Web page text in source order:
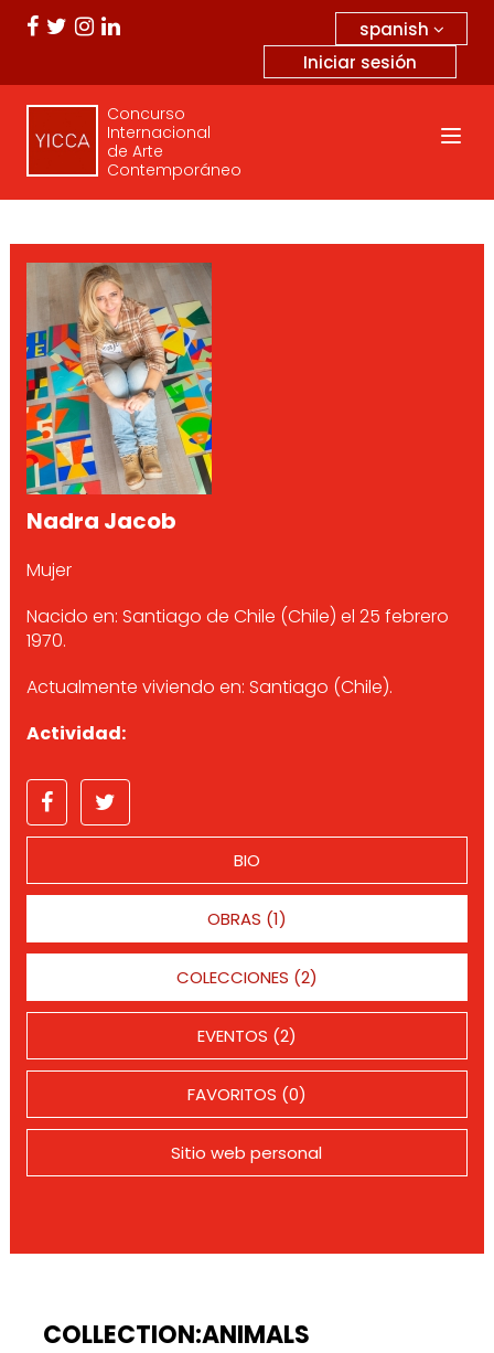
spanish
Iniciar sesión
Concurso
Internacional
de Arte
Contemporáneo
Nadra Jacob
Mujer
Nacido en: Santiago de Chile (Chile) el 25 febrero
1970.
Actualmente viviendo en: Santiago (Chile).
Actividad:
BIO
OBRAS (1)
COLECCIONES (2)
EVENTOS (2)
FAVORITOS (0)
Sitio web personal
COLLECTION:ANIMALS